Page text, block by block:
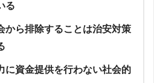
る
から排除することは治安対策
に資金提供を行わない社会的